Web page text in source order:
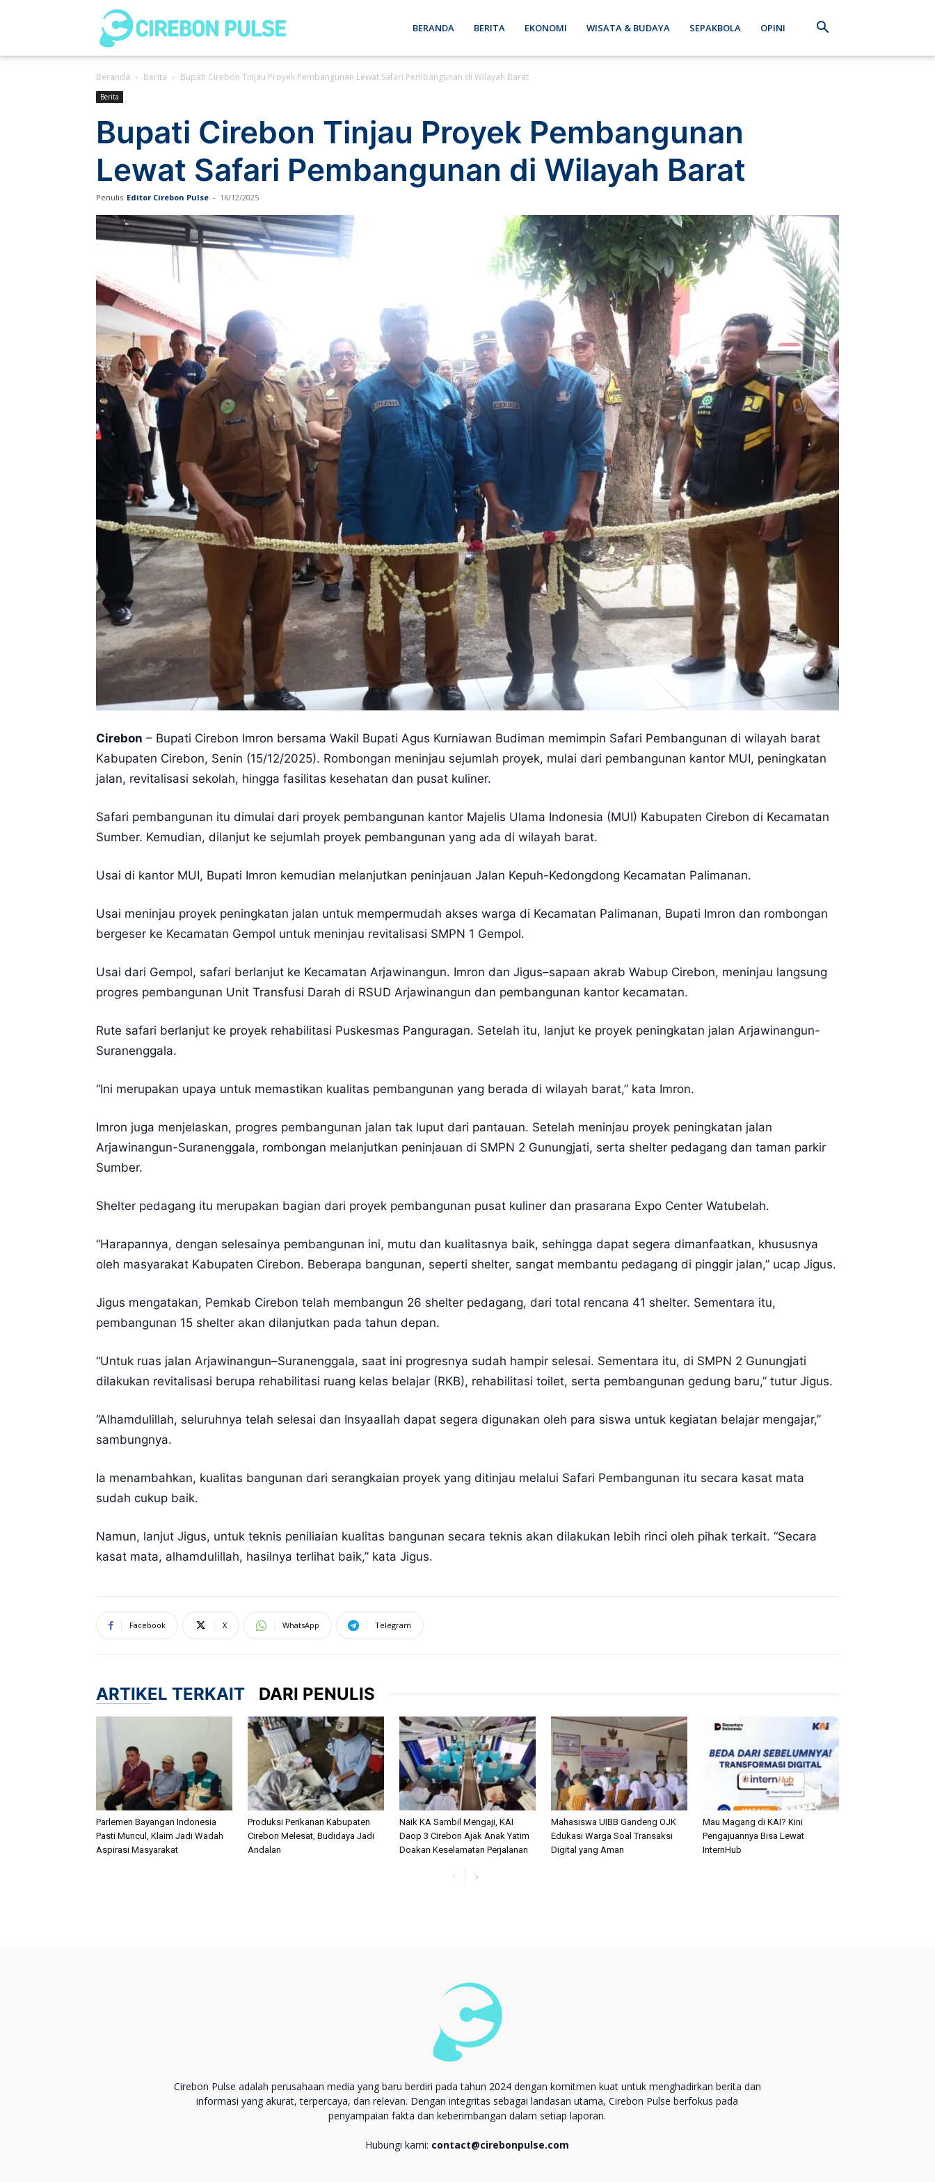
Pulse
BERANDA BERITA EKONOMI WISATA & BUDAYA SEPAKBOLA OPINI
Beranda Berita Bupati Cirebon Tinjau Proyek Pembangunan Lewat Safari Pembangunan di Wilayah Barat
Berita
Bupati Cirebon Tinjau Proyek Pembangunan
Lewat Safari Pembangunan di Wilayah Barat
Penulis Editor Cirebon Pulse - 16/12/2025
Cirebon – Bupati Cirebon Imron bersama Wakil Bupati Agus Kurniawan Budiman memimpin Safari Pembangunan di wilayah barat
Kabupaten Cirebon, Senin (15/12/2025). Rombongan meninjau sejumlah proyek, mulai dari pembangunan kantor MUI, peningkatan
jalan, revitalisasi sekolah, hingga fasilitas kesehatan dan pusat kuliner.
Safari pembangunan itu dimulai dari proyek pembangunan kantor Majelis Ulama Indonesia (MUI) Kabupaten Cirebon di Kecamatan
Sumber. Kemudian, dilanjut ke sejumlah proyek pembangunan yang ada di wilayah barat.
Usai di kantor MUI, Bupati Imron kemudian melanjutkan peninjauan Jalan Kepuh-Kedongdong Kecamatan Palimanan.
Usai meninjau proyek peningkatan jalan untuk mempermudah akses warga di Kecamatan Palimanan, Bupati Imron dan rombongan
bergeser ke Kecamatan Gempol untuk meninjau revitalisasi SMPN 1 Gempol.
Usai dari Gempol, safari berlanjut ke Kecamatan Arjawinangun. Imron dan Jigus–sapaan akrab Wabup Cirebon, meninjau langsung
progres pembangunan Unit Transfusi Darah di RSUD Arjawinangun dan pembangunan kantor kecamatan.
Rute safari berlanjut ke proyek rehabilitasi Puskesmas Panguragan. Setelah itu, lanjut ke proyek peningkatan jalan Arjawinangun-
Suranenggala.
“Ini merupakan upaya untuk memastikan kualitas pembangunan yang berada di wilayah barat,” kata Imron.
Imron juga menjelaskan, progres pembangunan jalan tak luput dari pantauan. Setelah meninjau proyek peningkatan jalan
Arjawinangun-Suranenggala, rombongan melanjutkan peninjauan di SMPN 2 Gunungjati, serta shelter pedagang dan taman parkir
Sumber.
Shelter pedagang itu merupakan bagian dari proyek pembangunan pusat kuliner dan prasarana Expo Center Watubelah.
“Harapannya, dengan selesainya pembangunan ini, mutu dan kualitasnya baik, sehingga dapat segera dimanfaatkan, khususnya
oleh masyarakat Kabupaten Cirebon. Beberapa bangunan, seperti shelter, sangat membantu pedagang di pinggir jalan,” ucap Jigus.
Jigus mengatakan, Pemkab Cirebon telah membangun 26 shelter pedagang, dari total rencana 41 shelter. Sementara itu,
pembangunan 15 shelter akan dilanjutkan pada tahun depan.
“Untuk ruas jalan Arjawinangun–Suranenggala, saat ini progresnya sudah hampir selesai. Sementara itu, di SMPN 2 Gunungjati
dilakukan revitalisasi berupa rehabilitasi ruang kelas belajar (RKB), rehabilitasi toilet, serta pembangunan gedung baru,” tutur Jigus.
“Alhamdulillah, seluruhnya telah selesai dan Insyaallah dapat segera digunakan oleh para siswa untuk kegiatan belajar mengajar,”
sambungnya.
Ia menambahkan, kualitas bangunan dari serangkaian proyek yang ditinjau melalui Safari Pembangunan itu secara kasat mata
sudah cukup baik.
Namun, lanjut Jigus, untuk teknis peniliaian kualitas bangunan secara teknis akan dilakukan lebih rinci oleh pihak terkait. “Secara
kasat mata, alhamdulillah, hasilnya terlihat baik,” kata Jigus.
Facebook X WhatsApp Telegram
ARTIKEL TERKAIT DARI PENULIS
Parlemen Bayangan Indonesia
Pasti Muncul, Klaim Jadi Wadah
Aspirasi Masyarakat
Produksi Perikanan Kabupaten
Cirebon Melesat, Budidaya Jadi
Andalan
Naik KA Sambil Mengaji, KAI
Daop 3 Cirebon Ajak Anak Yatim
Doakan Keselamatan Perjalanan
Mahasiswa UIBB Gandeng OJK
Edukasi Warga Soal Transaksi
Digital yang Aman
Mau Magang di KAI? Kini
Pengajuannya Bisa Lewat
InternHub
Cirebon Pulse adalah perusahaan media yang baru berdiri pada tahun 2024 dengan komitmen kuat untuk menghadirkan berita dan
informasi yang akurat, terpercaya, dan relevan. Dengan integritas sebagai landasan utama, Cirebon Pulse berfokus pada
penyampaian fakta dan keberimbangan dalam setiap laporan.
Hubungi kami: contact@cirebonpulse.com